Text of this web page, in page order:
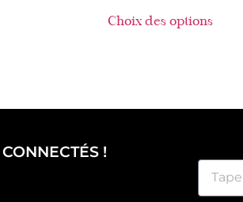
Choix des options
!